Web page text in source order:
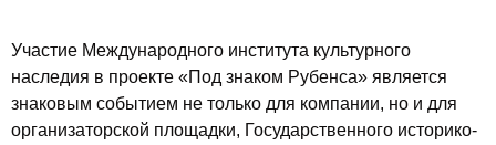
Участие Международного института культурного
наследия в проекте «Под знаком Рубенса» является
знаковым событием не только для компании, но и для
организаторской площадки, Государственного историко-